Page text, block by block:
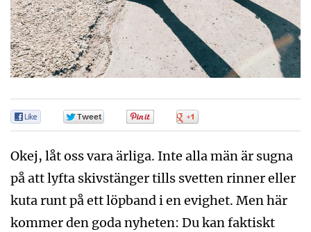
Okej, låt oss vara ärliga. Inte alla män är sugna
på att lyfta skivstänger tills svetten rinner eller
kuta runt på ett löpband i en evighet. Men här
kommer den goda nyheten: Du kan faktiskt